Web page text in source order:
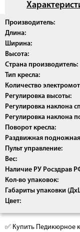
Производитель:
Длина:
Ширина:
Высота:
Страна производитель:
Тип кресла:
Количество
Регулировка высоты:
Регулировка наклона
Регулировка наклона
Поворот кресла:
Раздвижная подножная
Пульт управление:
Вес:
Наличие РУ Росздрав
Кол-во упаковок:
Габариты упаковки
Цвет:
✅ Купить Педикюрное